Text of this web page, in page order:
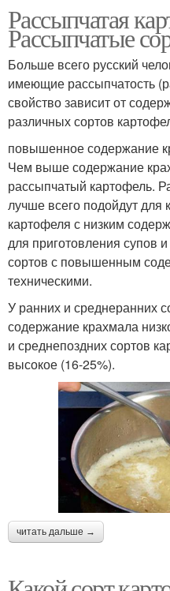
Рассыпчатая
Рассыпчатые
Больше всего русский
имеющие рассыпчатость
свойство зависит от
различных сортов
повышенное содержание
Чем выше содержание
рассыпчатый картофель.
лучше всего подойдут
картофеля с низким
для приготовления супов
сортов с повышенным
техническими.
У ранних и среднеранних
содержание крахмала
и среднепоздних сортов
высокое (16-25%).
читать дальше →